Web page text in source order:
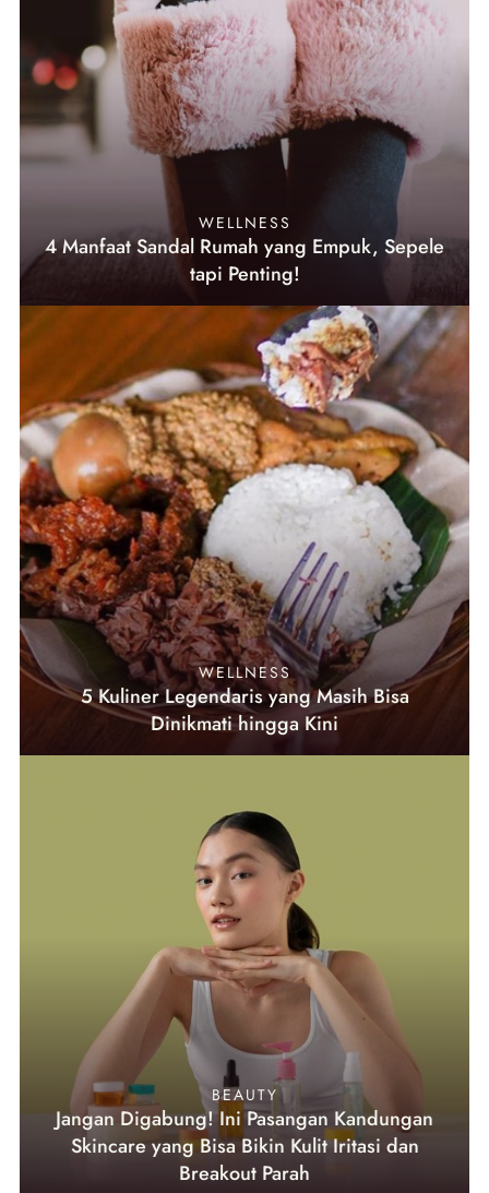
WELLNESS
4 Manfaat Sandal Rumah yang Empuk, Sepele
tapi Penting!
WELLNESS
5 Kuliner Legendaris yang Masih Bisa
Dinikmati hingga Kini
BEAUTY
Jangan Digabung! Ini Pasangan Kandungan
Skincare yang Bisa Bikin Kulit Iritasi dan
Breakout Parah